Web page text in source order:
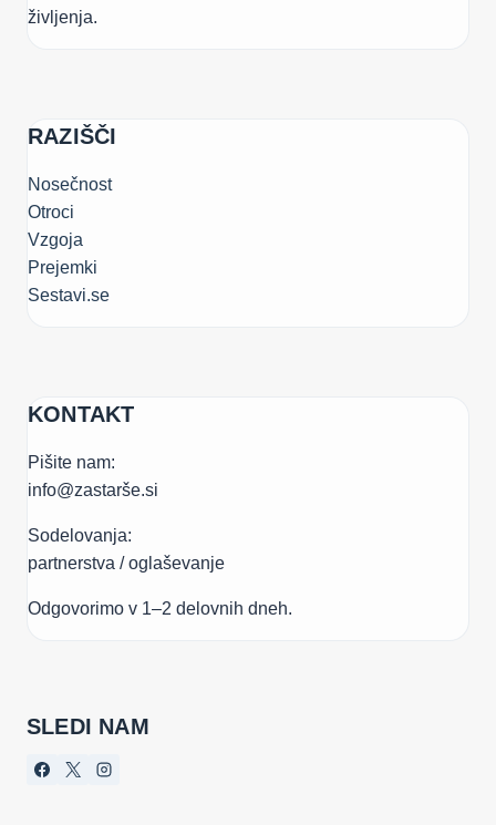
življenja.
RAZIŠČI
Nosečnost
Otroci
Vzgoja
Prejemki
Sestavi.se
KONTAKT
Pišite nam:
info@zastarše.si
Sodelovanja:
partnerstva / oglaševanje
Odgovorimo v 1–2 delovnih dneh.
SLEDI NAM